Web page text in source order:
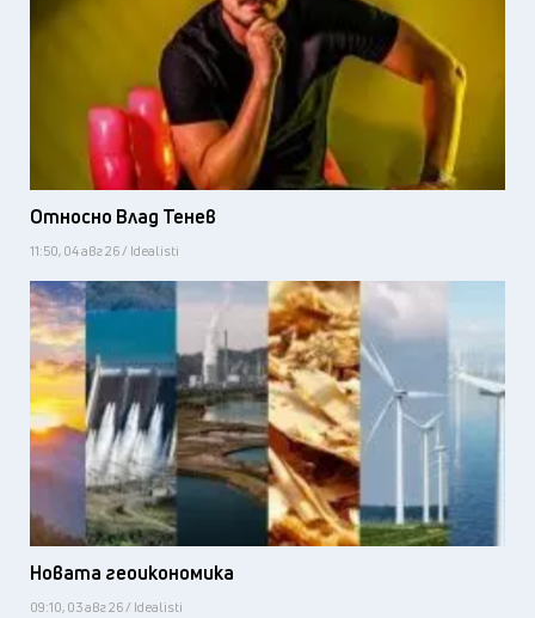
Относно Влад Тенев
11:50, 04 авг 26 / Idealisti
Новата геоикономика
09:10, 03 авг 26 / Idealisti